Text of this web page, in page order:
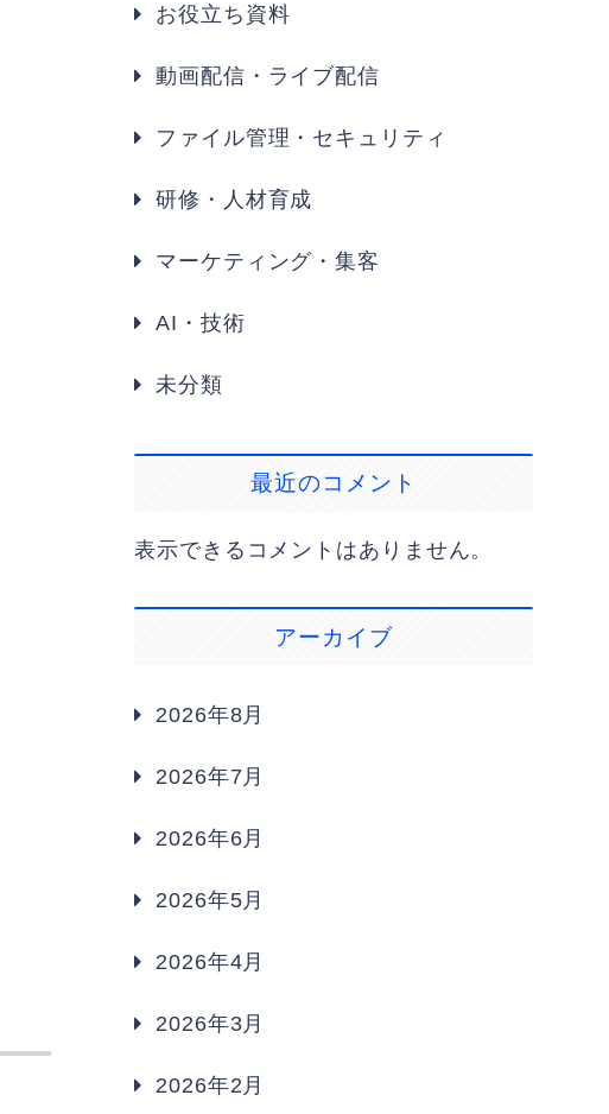
お役立ち資料
動画配信・ライブ配信
ファイル管理・セキュリティ
研修・人材育成
マーケティング・集客
AI・技術
未分類
最近のコメント
表示できるコメントはありません。
アーカイブ
2026年8月
2026年7月
2026年6月
2026年5月
2026年4月
2026年3月
2026年2月